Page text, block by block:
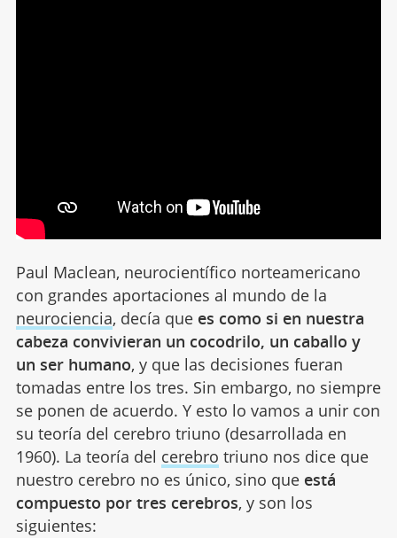
Paul Maclean, neurocientífico norteamericano
con grandes aportaciones al mundo de la
neurociencia, decía que es como si en nuestra
cabeza convivieran un cocodrilo, un caballo y
un ser humano, y que las decisiones fueran
tomadas entre los tres. Sin embargo, no siempre
se ponen de acuerdo. Y esto lo vamos a unir con
su teoría del cerebro triuno (desarrollada en
1960). La teoría del cerebro triuno nos dice que
nuestro cerebro no es único, sino que está
compuesto por tres cerebros, y son los
siguientes: